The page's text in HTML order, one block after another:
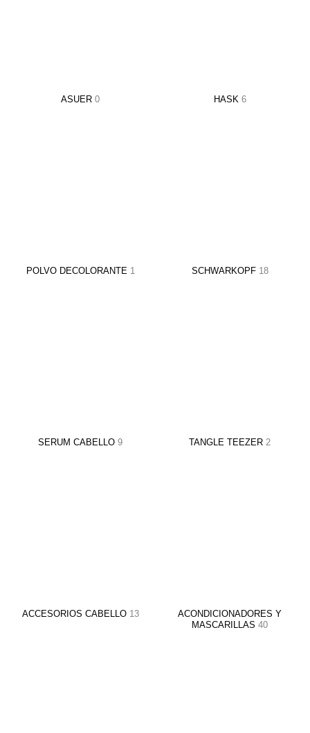
ASUER 0 HASK 6
POLVO DECOLORANTE 1 SCHWARKOPF 18
SERUM CABELLO 9 TANGLE TEEZER 2
ACCESORIOS CABELLO 13
ACONDICIONADORES Y
MASCARILLAS 40